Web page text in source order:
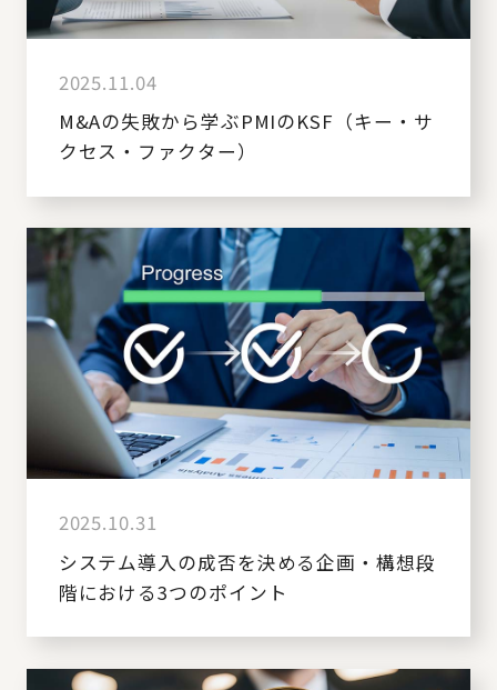
2025.11.04
M&Aの失敗から学ぶPMIのKSF（キー・サ
クセス・ファクター）
2025.10.31
システム導入の成否を決める企画・構想段
階における3つのポイント